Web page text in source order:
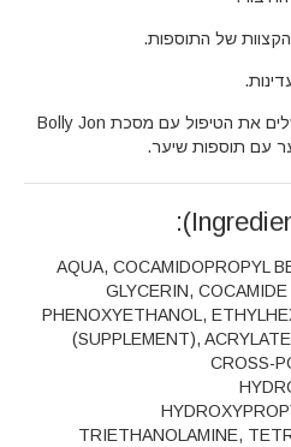
של התוספות.
מומלץ להשלים את הטיפול עם מסכת Bolly Jon
AQUA, COCAMIDOPROPYL
GLYCERIN,
PHENOXYETHANOL,
(SUPPLEMENT),
CROSS-
TRIETHANOLAMINE,